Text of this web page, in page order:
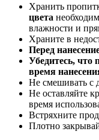
Хранить
цвета
влажности и
Храните в
Перед
Убедитесь, что
время
Не смешивать с
Не оставляйте
время
Встряхните
Плотно